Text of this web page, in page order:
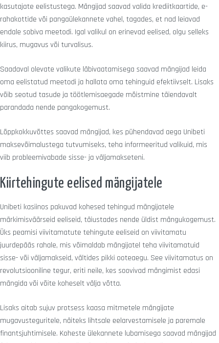
kasutajate eelistustega. Mängijad saavad valida krediitkaartide, e-
rahakottide või pangaülekannete vahel, tagades, et nad leiavad
endale sobiva meetodi. Igal valikul on erinevad eelised, olgu selleks
kiirus, mugavus või turvalisus.
Saadaval olevate valikute läbivaatamisega saavad mängijad leida
oma eelistatud meetodi ja hallata oma tehinguid efektiivselt. Lisaks
võib seotud tasude ja töötlemisaegade mõistmine täiendavalt
parandada nende pangakogemust.
Lõppkokkuvõttes saavad mängijad, kes pühendavad aega Unibeti
maksevõimalustega tutvumiseks, teha informeeritud valikuid, mis
viib probleemivabade sisse- ja väljamakseteni.
Kiirtehingute eelised mängijatele
Unibeti kasiinos pakuvad kohesed tehingud mängijatele
märkimisväärseid eeliseid, täiustades nende üldist mängukogemust.
Üks peamisi viivitamatute tehingute eeliseid on viivitamatu
juurdepääs rahale, mis võimaldab mängijatel teha viivitamatuid
sisse- või väljamakseid, vältides pikki ooteaegu. See viivitamatus on
revolutsiooniline tegur, eriti neile, kes soovivad mängimist edasi
mängida või võite koheselt välja võtta.
Lisaks aitab sujuv protsess kaasa mitmetele mängijate
mugavusteguritele, näiteks lihtsale eelarvestamisele ja paremale
finantsjuhtimisele. Koheste ülekannete lubamisega saavad mängijad